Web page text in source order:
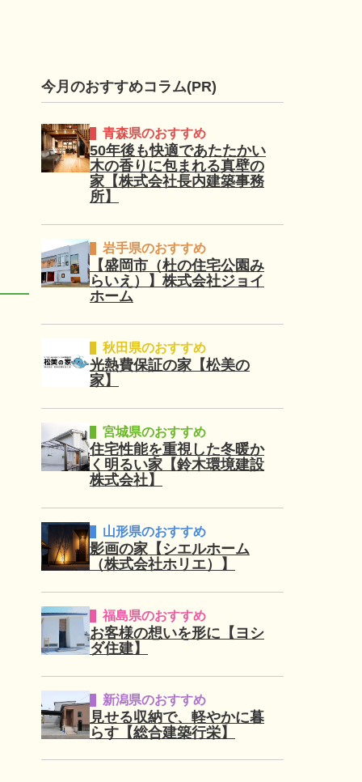
今月のおすすめコラム(PR)
青森県のおすすめ
50年後も快適であたたかい
木の香りに包まれる真壁の
家【株式会社長内建築事務
所】
岩手県のおすすめ
【盛岡市（杜の住宅公園み
らいえ）】株式会社ジョイ
ホーム
秋田県のおすすめ
光熱費保証の家【松美の
家】
宮城県のおすすめ
住宅性能を重視した冬暖か
く明るい家【鈴木環境建設
株式会社】
山形県のおすすめ
影画の家【シエルホーム
（株式会社ホリエ）】
福島県のおすすめ
お客様の想いを形に【ヨシ
ダ住建】
新潟県のおすすめ
見せる収納で、軽やかに暮
らす【総合建築行栄】